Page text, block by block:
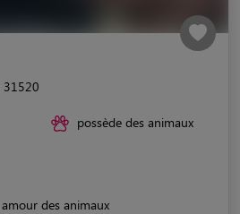
31520
possède des animaux
des animaux